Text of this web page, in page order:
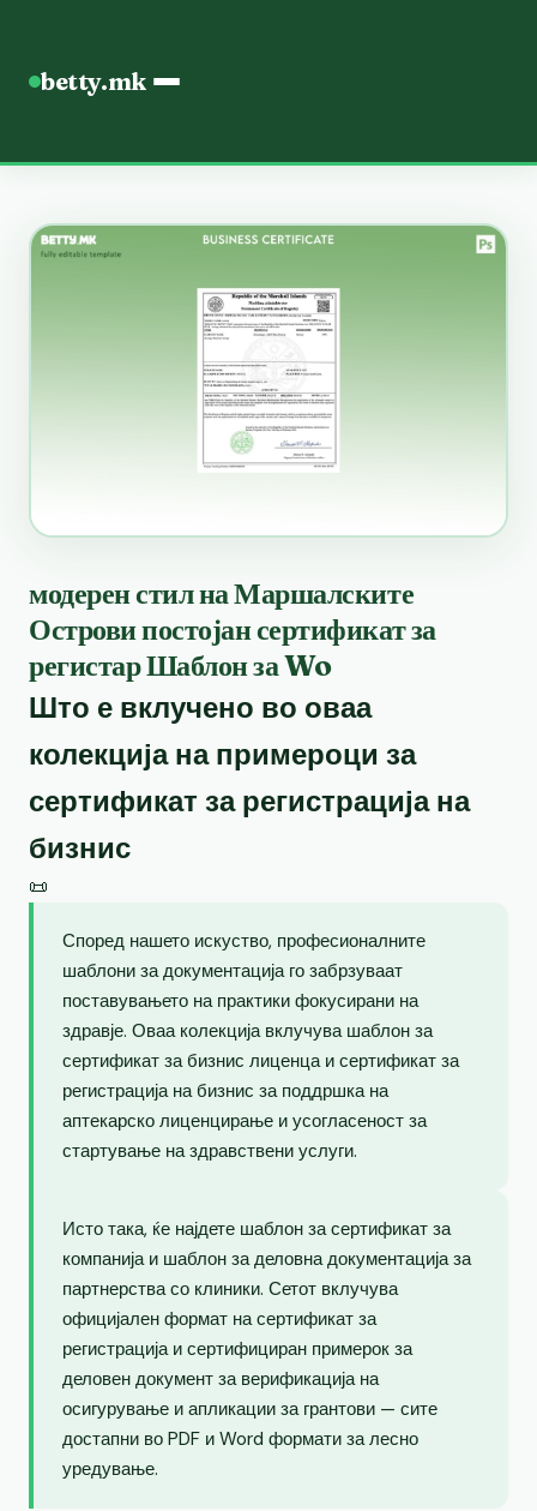
betty.mk
модерен стил на Маршалските
Острови постојан сертификат за
регистар Шаблон за Wo
Што е вклучено во оваа
колекција на примероци за
сертификат за регистрација на
бизнис
📜
Според нашето искуство, професионалните
шаблони за документација го забрзуваат
поставувањето на практики фокусирани на
здравје. Оваа колекција вклучува шаблон за
сертификат за бизнис лиценца и сертификат за
регистрација на бизнис за поддршка на
аптекарско лиценцирање и усогласеност за
стартување на здравствени услуги.
Исто така, ќе најдете шаблон за сертификат за
компанија и шаблон за деловна документација за
партнерства со клиники. Сетот вклучува
официјален формат на сертификат за
регистрација и сертифициран примерок за
деловен документ за верификација на
осигурување и апликации за грантови — сите
достапни во PDF и Word формати за лесно
уредување.